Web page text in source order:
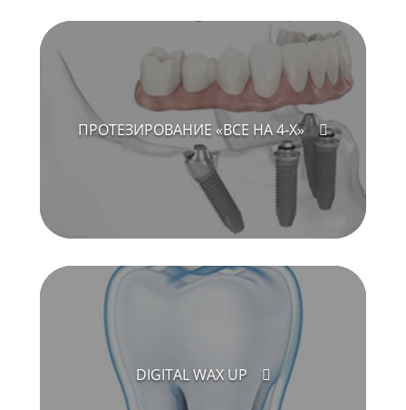
ПРОТЕЗИРОВАНИЕ «ВСЕ НА 4-Х»
DIGITAL WAX UP